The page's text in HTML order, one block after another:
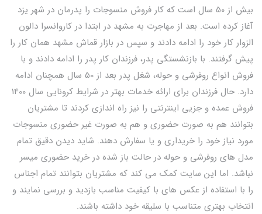
بیش از 50 سال است که کار فروش منسوجات را پدرمان در شهر یزد
آغاز کرده است. بعد از مهاجرت به مشهد در ابتدا در کاروانسرا دالون
الزوار کار خود را ادامه دادند و سپس در بازار قماش مشهد همان کار را
پیش گرفتند. با بازنشستگی پدر، فرزندان کار پدر را ادامه دادند و با
فروش انواع روفرشی و حوله، شغل پدر بعد از 50 سال همچنان ادامه
دارد. حال فرزندان برای ارائه خدمات بهتر در شرایط کرونایی سال 1400
فروش عمده و جزیی اینترنتی را نیز راه اندازی کردند تا مشتریان
بتوانند هم به صورت حضوری و هم به صورت غیر حضوری منسوجات
مورد نیاز خود را خریداری و یا سفارش دهند. شاید دیدن دقیق تمام
مدل های روفرشی و حوله در حالت باز شده در خرید حضوری میسر
نباشد. اما این سایت کمک می کند که مشتریان بتوانند تمام اجناس
را با استفاده از عکس های با کیفیت مناسب بازدید و بررسی نمایند و
انتخاب بهتری متناسب با سلیقه خود داشته باشند.